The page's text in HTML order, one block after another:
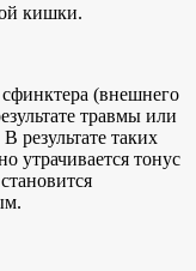
кишки.
(внешнего
травмы или
результате таких
утрачивается тонус